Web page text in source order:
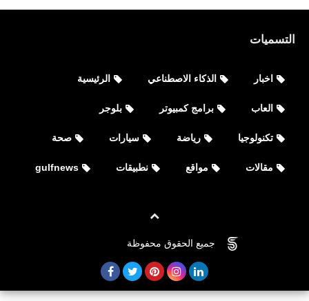
التسميات
اخبار الذكاء الاصطناعي الرئيسية
العاب برامج كمبيوتر بلوجر
تكنولوجيا رياضة سيارات صحة
مقالات مواقع نطبيقات gulfnews
جميع الحقوق محفوظة